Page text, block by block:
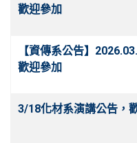
歡迎參加
【資傳系公告】
歡迎參加
3/18化材系演講公告，